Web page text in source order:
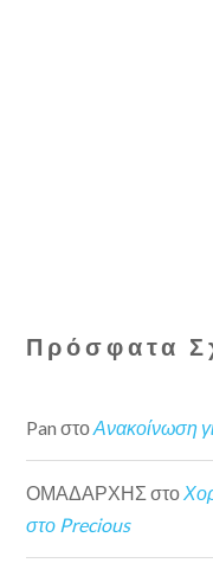
Πρόσφατα
Pan στοΑνακοίνωση
ΟΜΑΔΑΡΧΗΣ στο
στο Precious